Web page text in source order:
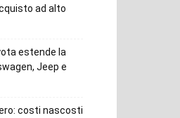
ad alto
estende la
Jeep e
costi nascosti